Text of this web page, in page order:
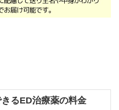
きるED治療薬の料金